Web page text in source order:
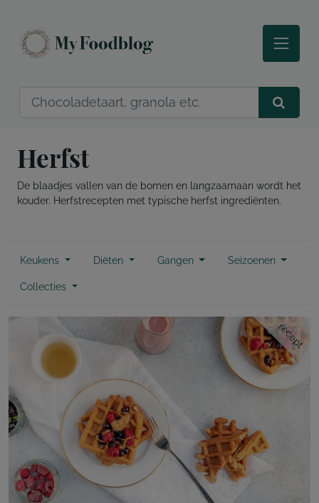
Herfst
De blaadjes vallen van de bomen en langzaamaan wordt het
kouder. Herfstrecepten met typische herfst ingrediënten.
Keukens Diëten Gangen Seizoenen
Collecties
recept